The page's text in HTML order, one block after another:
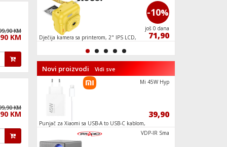
KM
KM
KM
KM
W,
još 25 dana
269,00
Dječija kamera sa printerom, 2" IPS LCD,
-10%
još 0 dana
71,90
Novi proizvodi Vidi sve
439,90
RC3100HE
Punjač za Xiaomi sa USB-A to USB-C kablom,
Mi 45W Hyp
39,90
VDP-IR Sma